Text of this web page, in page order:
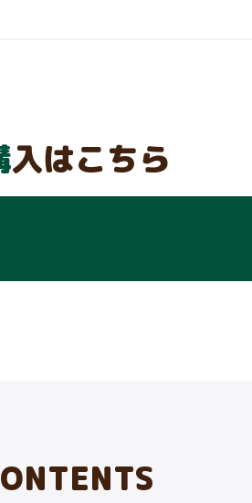
購入はこちら
CONTENTS